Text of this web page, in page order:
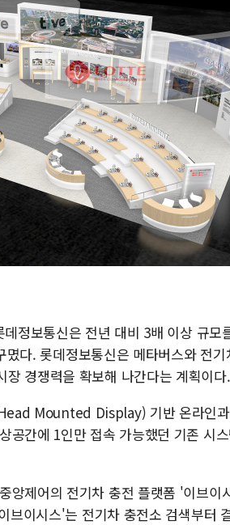
정보통신은 전년 대비 3배 이상 규모
다. 롯데정보통신은 메타버스와 전
경쟁력을 확보해 나간다는 계획이다.
Mounted Display) 기반 온라인
공간에 1인만 접속 가능했던 기존 시
앙제어의 전기차 충전 플랫폼 '이브이
브이시스'는 전기차 충전소 검색부터